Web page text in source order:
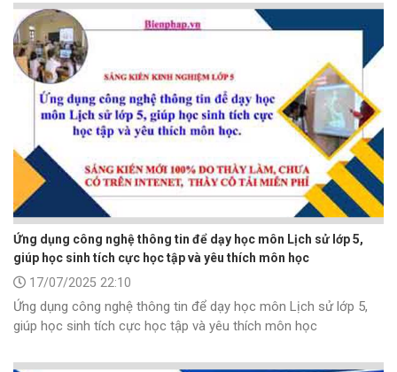
Ứng dụng công nghệ thông tin để dạy học môn Lịch sử lớp 5,
giúp học sinh tích cực học tập và yêu thích môn học
17/07/2025 22:10
Ứng dụng công nghệ thông tin để dạy học môn Lịch sử lớp 5,
giúp học sinh tích cực học tập và yêu thích môn học